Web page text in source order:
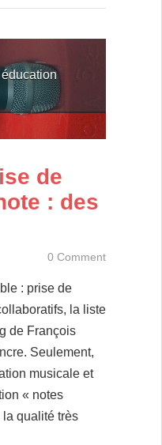
de
: des
0 Comment
: prise de
la liste
de François
Seulement,
musicale et
« notes
la qualité très